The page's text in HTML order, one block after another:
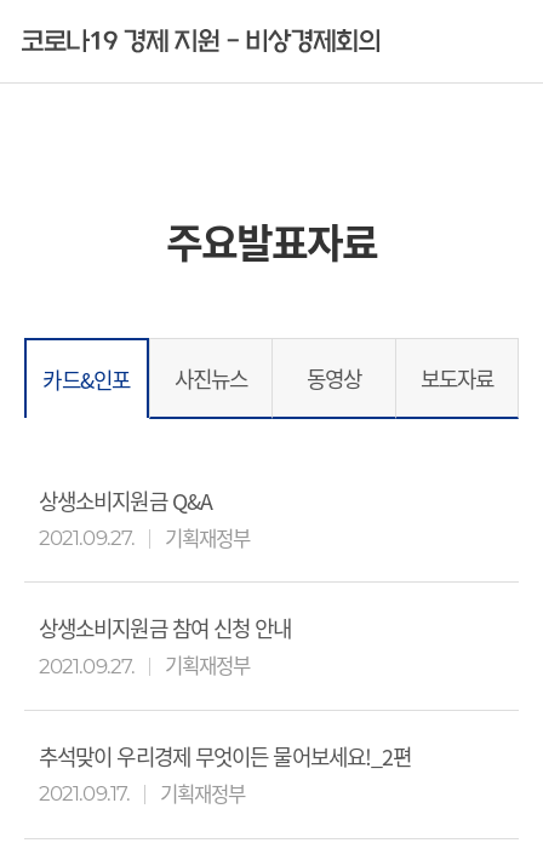
주요발표자료
카드&인포 사진뉴스 동영상 보도자료
상생소비지원금 Q&A
2021.09.27. 기획재정부
상생소비지원금 참여 신청 안내
2021.09.27. 기획재정부
추석맞이 우리경제 무엇이든 물어보세요!_2편
2021.09.17. 기획재정부